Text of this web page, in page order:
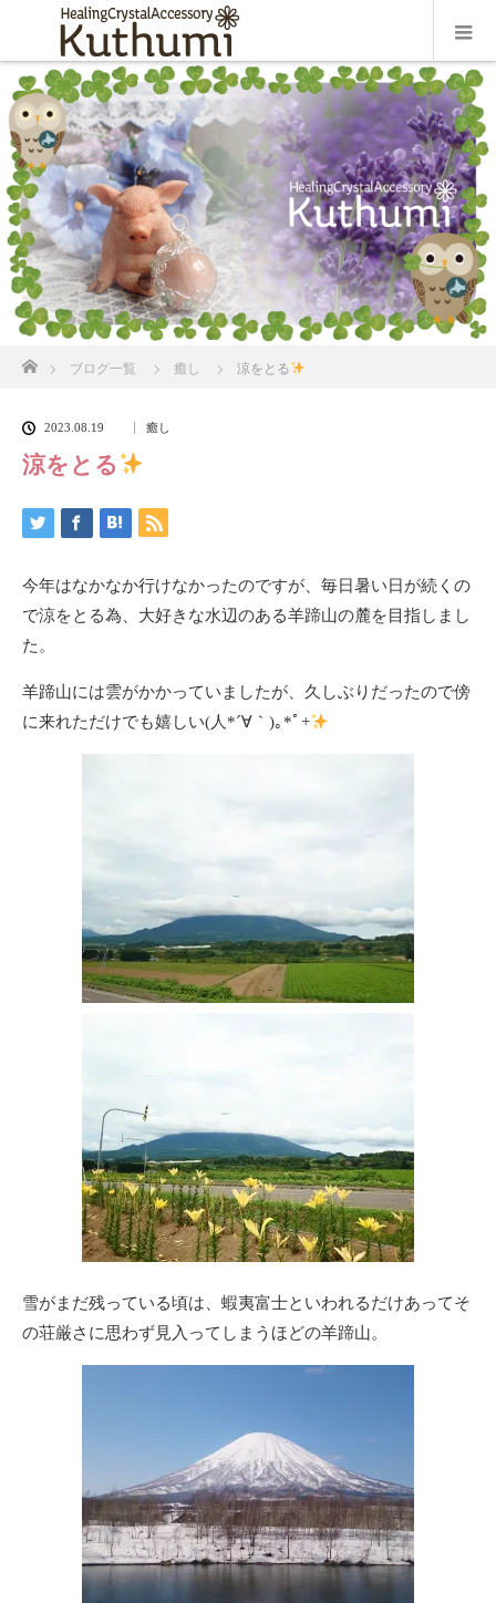
ブログ一覧 癒し 涼をとる
2023.08.19 癒し
涼をとる
今年はなかなか行けなかったのですが、毎日暑い日が続くの
で涼をとる為、大好きな水辺のある羊蹄山の麓を目指しまし
た。
羊蹄山には雲がかかっていましたが、久しぶりだったので傍
に来れただけでも嬉しい(⁠人⁠*⁠´⁠∀⁠｀⁠)⁠｡⁠*ﾟ⁠+
雪がまだ残っている頃は、蝦夷富士といわれるだけあってそ
の荘厳さに思わず見入ってしまうほどの羊蹄山。